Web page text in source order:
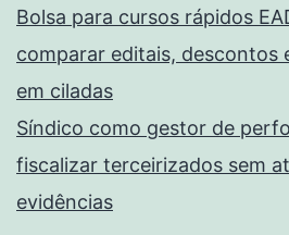
Bolsa para cursos rápidos
comparar editais, descontos
em ciladas
Síndico como gestor de
fiscalizar terceirizados sem
evidências